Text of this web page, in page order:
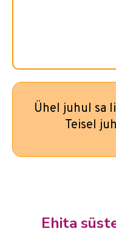
Ühel juhul sa
Teisel
Ehita